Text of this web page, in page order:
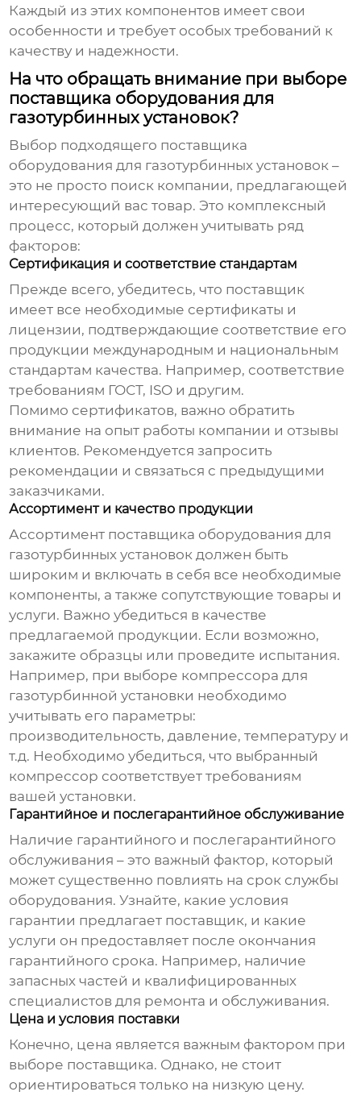
Каждый из этих компонентов имеет свои
особенности и требует особых требований к
качеству и надежности.
На что обращать внимание при выборе
поставщика оборудования для
газотурбинных установок?
Выбор подходящего поставщика
оборудования для газотурбинных установок –
это не просто поиск компании, предлагающей
интересующий вас товар. Это комплексный
процесс, который должен учитывать ряд
факторов:
Сертификация и соответствие стандартам
Прежде всего, убедитесь, что поставщик
имеет все необходимые сертификаты и
лицензии, подтверждающие соответствие его
продукции международным и национальным
стандартам качества. Например, соответствие
требованиям ГОСТ, ISO и другим.
Помимо сертификатов, важно обратить
внимание на опыт работы компании и отзывы
клиентов. Рекомендуется запросить
рекомендации и связаться с предыдущими
заказчиками.
Ассортимент и качество продукции
Ассортимент поставщика оборудования для
газотурбинных установок должен быть
широким и включать в себя все необходимые
компоненты, а также сопутствующие товары и
услуги. Важно убедиться в качестве
предлагаемой продукции. Если возможно,
закажите образцы или проведите испытания.
Например, при выборе компрессора для
газотурбинной установки необходимо
учитывать его параметры:
производительность, давление, температуру и
т.д. Необходимо убедиться, что выбранный
компрессор соответствует требованиям
вашей установки.
Гарантийное и послегарантийное обслуживание
Наличие гарантийного и послегарантийного
обслуживания – это важный фактор, который
может существенно повлиять на срок службы
оборудования. Узнайте, какие условия
гарантии предлагает поставщик, и какие
услуги он предоставляет после окончания
гарантийного срока. Например, наличие
запасных частей и квалифицированных
специалистов для ремонта и обслуживания.
Цена и условия поставки
Конечно, цена является важным фактором при
выборе поставщика. Однако, не стоит
ориентироваться только на низкую цену.